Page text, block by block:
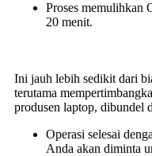
Proses memulihkan
20 menit.
Ini jauh lebih sedikit dari
terutama
produsen laptop, dibundel
Operasi selesai
Anda akan diminta